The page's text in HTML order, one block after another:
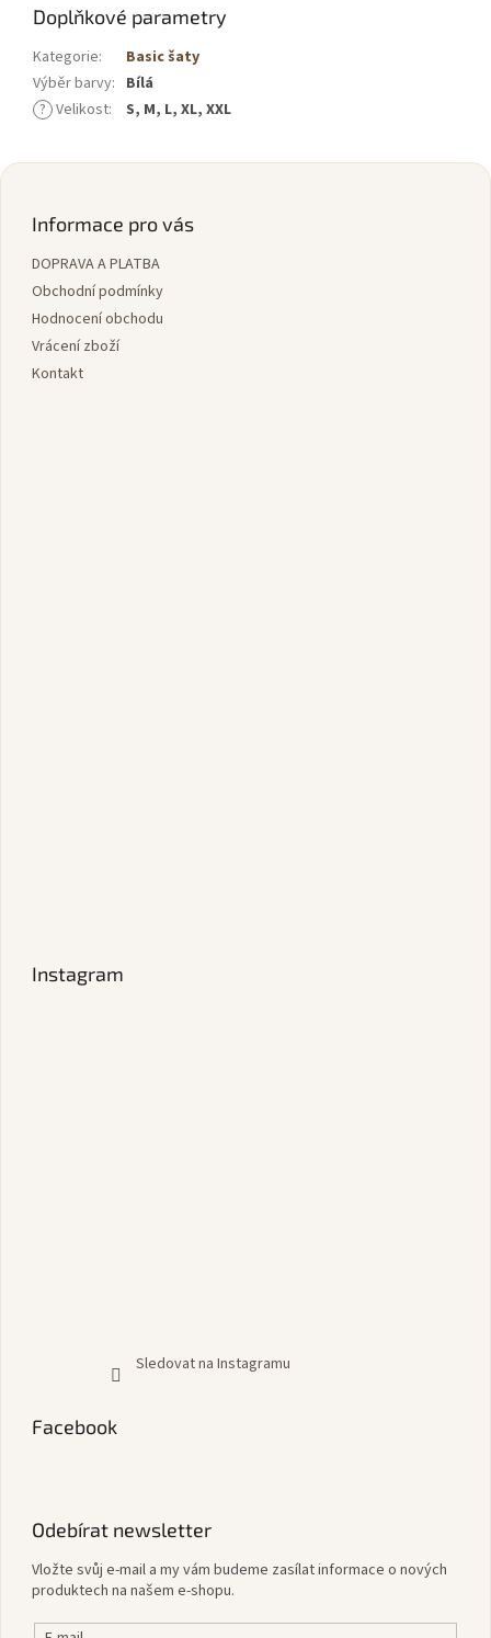
Doplňkové parametry
Kategorie:
Basic šaty
Výběr barvy: Bílá
? Velikost: S, M, L, XL, XXL
Z
Informace pro vás
DOPRAVA A PLATBA
Obchodní podmínky
Hodnocení obchodu
Vrácení zboží
Kontakt
Instagram
Sledovat na Instagramu
Facebook
Odebírat newsletter
Vložte svůj e-mail a my vám budeme zasílat informace o nových
produktech na našem e-shopu.